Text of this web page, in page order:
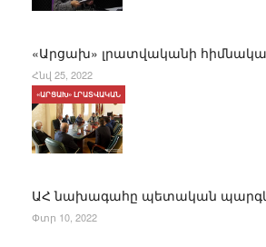
«Արցախ» լրատվականի
Հնվ 25, 2022
ԱՀ նախագահը պետական
«ԱՐՑԱԽ» ԼՐԱՏՎԱԿԱՆ
Փտր 10, 2022